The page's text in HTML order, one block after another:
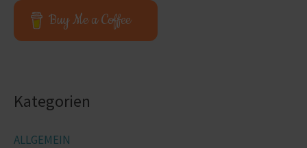
Buy Me a Coffee
Kategorien
ALLGEMEIN